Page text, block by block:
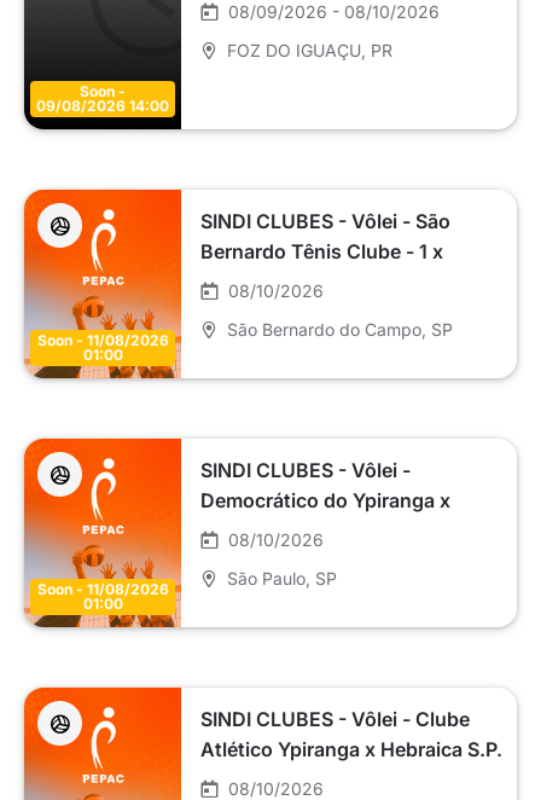
Soon -
09/08/2026 14:00
08/09/2026 - 08/10/2026
FOZ DO IGUAÇU , PR
Soon - 11/08/2026
01:00
SINDI CLUBES - Vôlei - São
Bernardo Tênis Clube - 1 x
Alphaville Tênis Clube - Master
08/10/2026
São Bernardo do Campo , SP
Soon - 11/08/2026
01:00
SINDI CLUBES - Vôlei -
Democrático do Ypiranga x
Círculo Militar de São Paulo -
08/10/2026
São Paulo , SP
SINDI CLUBES - Vôlei - Clube
Atlético Ypiranga x Hebraica S.P.
- Infantil-A
08/10/2026